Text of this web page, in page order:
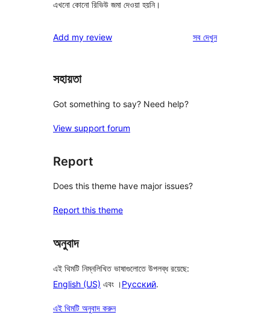
এখনো কোনো রিভিউ জমা দেওয়া হয়নি।
Add my review সবরিভিউ
দেখুন
সহায়তা
Got something to say? Need help?
View support forum
Report
Does this theme have major issues?
Report this theme
অনুবাদ
এই থিমটি নিম্নলিখিত ভাষাগুলোতে উপলব্ধ রয়েছে:
English (US) এবং ।Русский.
এই থিমটি অনুবাদ করুন